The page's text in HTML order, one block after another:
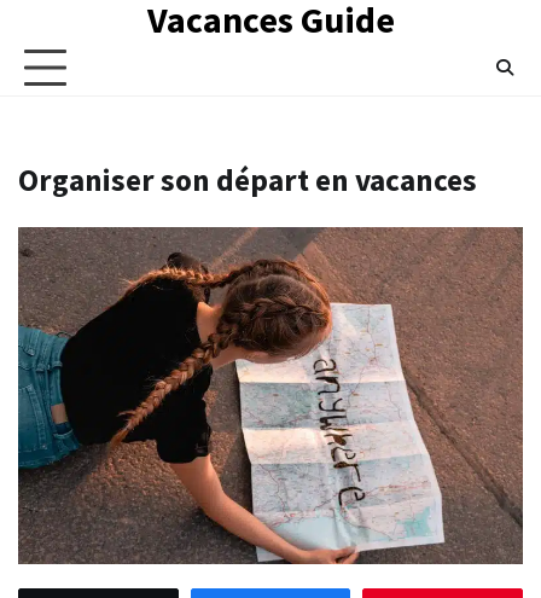
content
Vacances Guide
Organiser son départ en vacances